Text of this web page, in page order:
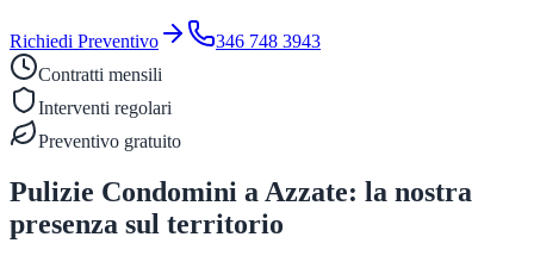
Richiedi Preventivo
346 748 3943
Contratti mensili
Interventi regolari
Preventivo gratuito
Pulizie Condomini a Azzate: la nostra
presenza sul territorio